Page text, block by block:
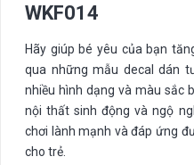
WKF014
Hãy giúp bé yêu của bạn
qua những mẫu decal dán
nhiều hình dạng và màu sắc
nội thất sinh động và ngộ
chơi lành mạnh và đáp ứng
cho trẻ.